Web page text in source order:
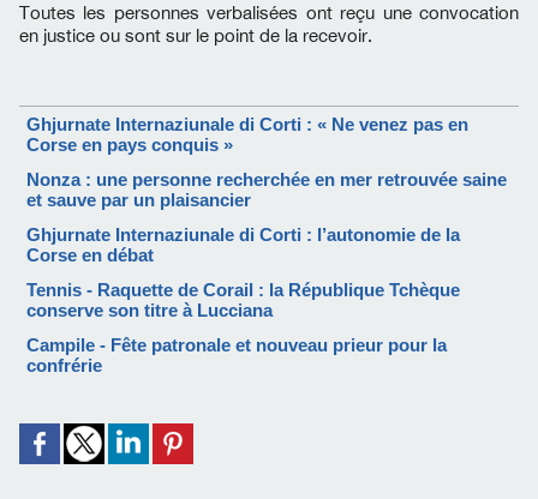
Toutes les personnes verbalisées ont reçu une convocation
en justice ou sont sur le point de la recevoir.
Ghjurnate Internaziunale di Corti : « Ne venez pas en
Corse en pays conquis »
Nonza : une personne recherchée en mer retrouvée saine
et sauve par un plaisancier
Ghjurnate Internaziunale di Corti : l’autonomie de la
Corse en débat
Tennis - Raquette de Corail : la République Tchèque
conserve son titre à Lucciana
Campile - Fête patronale et nouveau prieur pour la
confrérie